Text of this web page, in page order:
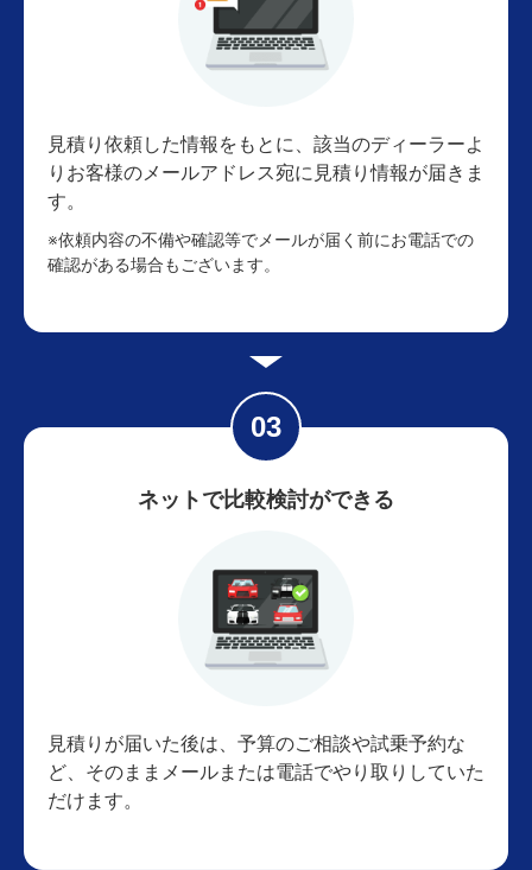
見積り依頼した情報をもとに、該当のディーラーよ
りお客様のメールアドレス宛に見積り情報が届きま
す。
※依頼内容の不備や確認等でメールが届く前にお電話での
確認がある場合もございます。
ネットで比較検討ができる
見積りが届いた後は、予算のご相談や試乗予約な
ど、そのままメールまたは電話でやり取りしていた
だけます。